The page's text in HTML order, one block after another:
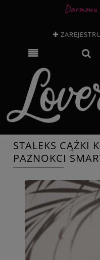
Darmowa
STALEKS CĄŻKI
PAZNOKCI